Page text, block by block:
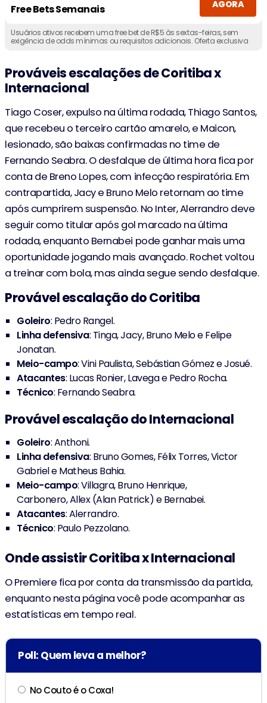
Felipe Jonatan
80'
Renato Marques
Pedro Rocha
75'
Gustavo
Josué
69'
R. Borré
64'
Wallisson
Vini Paulista
64'
Rodrigo Moledo
J. Lavega
R. Borré
Vitinho
Allex
S. Rochet
28' J. Lavega
17' Lucas Ronier
Free Bets Semanais
AGORA
Usuários ativos recebem uma free bet de R$5 às sextas-feiras, sem
exigência de odds mínimas ou requisitos adicionais. Oferta exclusiva
Prováveis escalações de Coritiba x
Internacional
Tiago Coser, expulso na última rodada, Thiago Santos,
que recebeu o terceiro cartão amarelo, e Maicon,
lesionado, são baixas confirmadas no time de
Fernando Seabra. O desfalque de última hora fica por
conta de Breno Lopes, com infecção respiratória. Em
contrapartida, Jacy e Bruno Melo retornam ao time
após cumprirem suspensão. No Inter, Alerrandro deve
seguir como titular após gol marcado na última
rodada, enquanto Bernabei pode ganhar mais uma
oportunidade jogando mais avançado. Rochet voltou
a treinar com bola, mas ainda segue sendo desfalque.
Provável escalação do Coritiba
Goleiro: Pedro Rangel.
Linha defensiva: Tinga, Jacy, Bruno Melo e Felipe
Jonatan.
Meio-campo: Vini Paulista, Sebástian Gómez e Josué.
Atacantes: Lucas Ronier, Lavega e Pedro Rocha.
Técnico: Fernando Seabra.
Provável escalação do Internacional
Goleiro: Anthoni.
Linha defensiva: Bruno Gomes, Félix Torres, Victor
Gabriel e Matheus Bahia.
Meio-campo: Villagra, Bruno Henrique,
Carbonero, Allex (Alan Patrick) e Bernabei.
Atacantes: Alerrandro.
Técnico: Paulo Pezzolano.
Onde assistir Coritiba x Internacional
O Premiere fica por conta da transmissão da partida,
enquanto nesta página você pode acompanhar as
estatísticas em tempo real.
Poll: Quem leva a melhor?
No Couto é o Coxa!